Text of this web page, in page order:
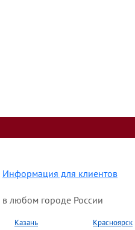
Информация для клиентов
любом городе России
Казань Красноярск